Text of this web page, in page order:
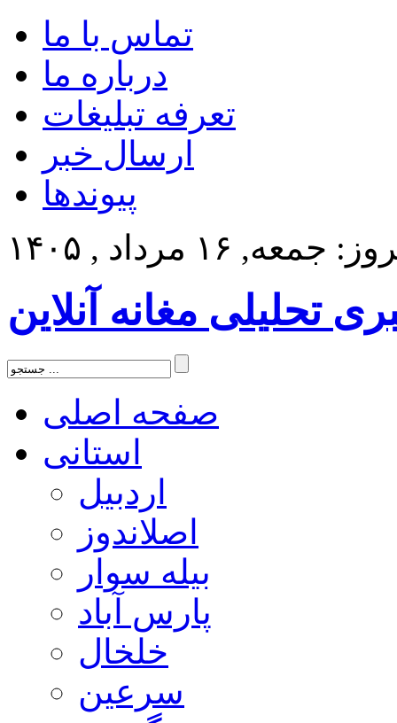
تماس با ما
درباره ما
تعرفه تبلیغات
ارسال خبر
پیوندها
جمعه, ۱۶ مرداد , ۱۴۰۵
تحلیلی مغانه آنلاین
صفحه اصلی
استانی
اردبیل
اصلاندوز
بیله سوار
پارس آباد
خلخال
سرعین